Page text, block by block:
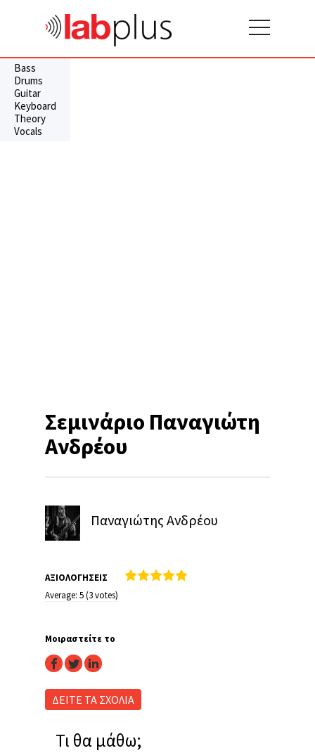
Bass
Drums
Guitar
Keyboard
Theory
Vocals
Σεμινάριο Παναγιώτη
Ανδρέου
Παναγιώτης Ανδρέου
ΑΞΙΟΛΟΓΗΣΕΙΣ
Average: 5(3votes)
Μοιραστείτε το
facebook
twitterlinkedin
ΔΕΙΤΕ ΤΑ ΣΧΟΛΙΑ
Τι θα μάθω;